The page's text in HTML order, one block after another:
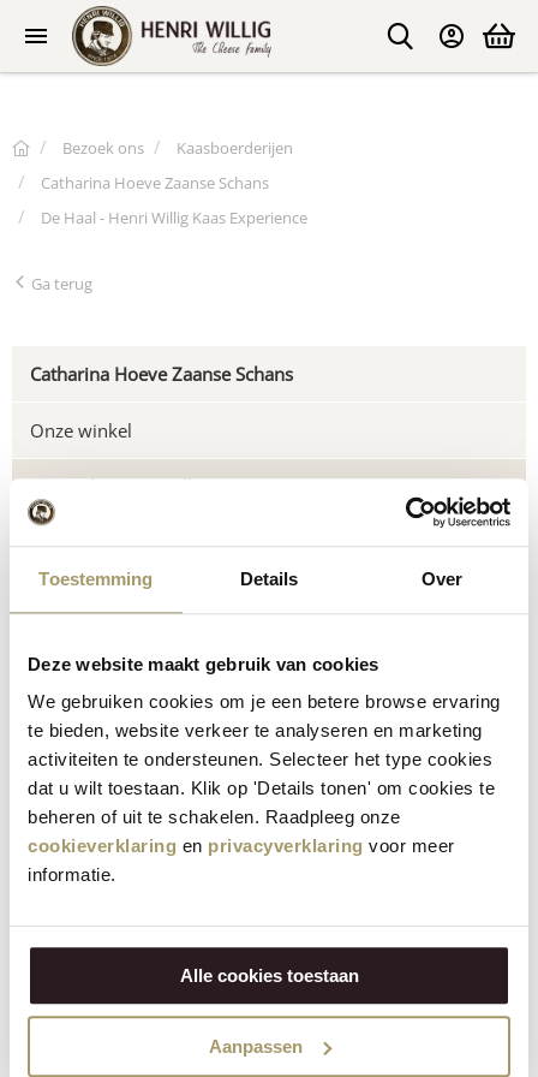
Toestemming Details Over
Deze website maakt gebruik van cookies
We gebruiken cookies om je een betere browse ervaring
te bieden, website verkeer te analyseren en marketing
activiteiten te ondersteunen. Selecteer het type cookies
dat u wilt toestaan. Klik op 'Details tonen' om cookies te
beheren of uit te schakelen. Raadpleeg onze
cookieverklaring en privacyverklaring voor meer
informatie.
Alle cookies toestaan
Aanpassen
Bezoek ons
Kaasboerderijen
Catharina Hoeve Zaanse Schans
De Haal - Henri Willig Kaas Experience
Ga terug
Catharina Hoeve Zaanse Schans
Onze winkel
De Haal - Henri Willig Kaas Experience
De Zaanse Schans
De Haal - Henri Willig Kaas
Experience
Bezoekers zijn van harte welkom om een kijkje te nemen
in onze kaasexperience in De Haal. In deze voormalige
hooischuur wordt het verhaal van Henri Willig en zijn
passie voor dieren en kwalitatieve kazen verteld. Middels
een QR-code is het verhaal via een audiotour te
Ook is er ruimte voor diverse leuke fotomogelijkheden.
Ideaal om te delen op uw social media. Vergeet ook niet
@henriwillig